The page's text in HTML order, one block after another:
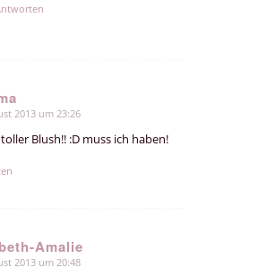
2013 um 23:26
Blush!! :D muss ich haben!
Amalie
2013 um 20:48